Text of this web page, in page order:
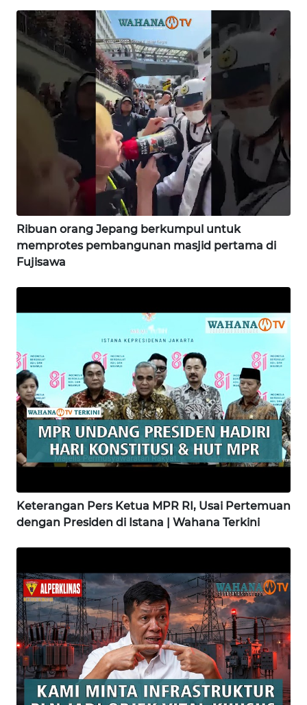
Ribuan orang Jepang berkumpul untuk
memprotes pembangunan masjid pertama di
Fujisawa
Keterangan Pers Ketua MPR RI, Usai Pertemuan
dengan Presiden di Istana | Wahana Terkini
WN
TAPANULI
UTARA
WN
SAMOSIR
PADANG
SUMEDANG
WN
CIANJUR
WN
TANGERANG
WN
BINJAI
WN
WN
KUNINGAN
WN
MAJALENGKA
WN
SUBANG